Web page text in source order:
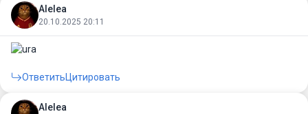
Alelea
20.10.2025 20:11
ОтветитьЦитировать
Alelea